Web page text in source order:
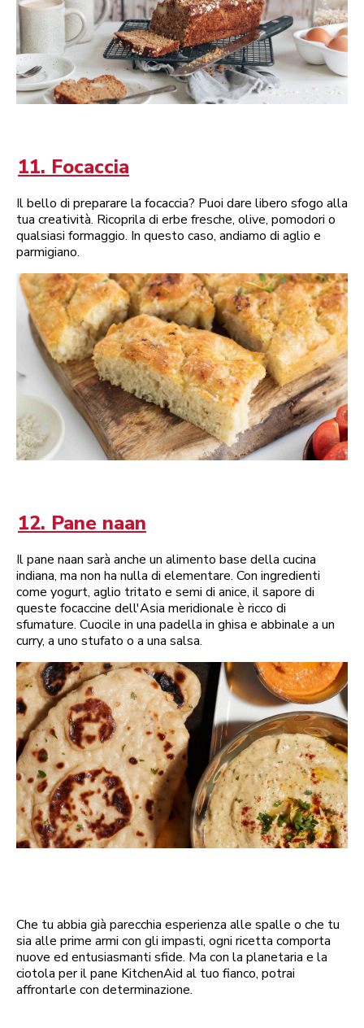
11. Focaccia
Il bello di preparare la focaccia? Puoi dare libero sfogo alla
tua creatività. Ricoprila di erbe fresche, olive, pomodori o
qualsiasi formaggio. In questo caso, andiamo di aglio e
parmigiano.
12. Pane naan
Il pane naan sarà anche un alimento base della cucina
indiana, ma non ha nulla di elementare. Con ingredienti
come yogurt, aglio tritato e semi di anice, il sapore di
queste focaccine dell'Asia meridionale è ricco di
sfumature. Cuocile in una padella in ghisa e abbinale a un
curry, a uno stufato o a una salsa.
Che tu abbia già parecchia esperienza alle spalle o che tu
sia alle prime armi con gli impasti, ogni ricetta comporta
nuove ed entusiasmanti sfide. Ma con la planetaria e la
ciotola per il pane KitchenAid al tuo fianco, potrai
affrontarle con determinazione.